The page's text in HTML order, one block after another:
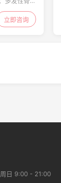
MDS），
立即咨询
日 9:00 - 21:00